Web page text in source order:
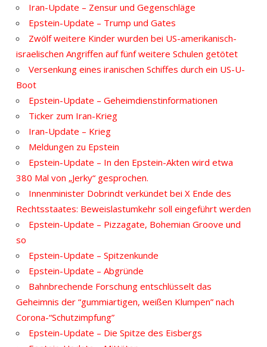
Iran-Update – Zensur und Gegenschläge
Epstein-Update – Trump und Gates
Zwölf weitere Kinder wurden bei US-amerikanisch-
israelischen Angriffen auf fünf weitere Schulen getötet
Versenkung eines iranischen Schiffes durch ein US-U-
Boot
Epstein-Update – Geheimdienstinformationen
Ticker zum Iran-Krieg
Iran-Update – Krieg
Meldungen zu Epstein
Epstein-Update – In den Epstein-Akten wird etwa
380 Mal von „Jerky“ gesprochen.
Innenminister Dobrindt verkündet bei X Ende des
Rechtsstaates: Beweislastumkehr soll eingeführt werden
Epstein-Update – Pizzagate, Bohemian Groove und
so
Epstein-Update – Spitzenkunde
Epstein-Update – Abgründe
Bahnbrechende Forschung entschlüsselt das
Geheimnis der “gummiartigen, weißen Klumpen” nach
Corona-“Schutzimpfung”
Epstein-Update – Die Spitze des Eisbergs